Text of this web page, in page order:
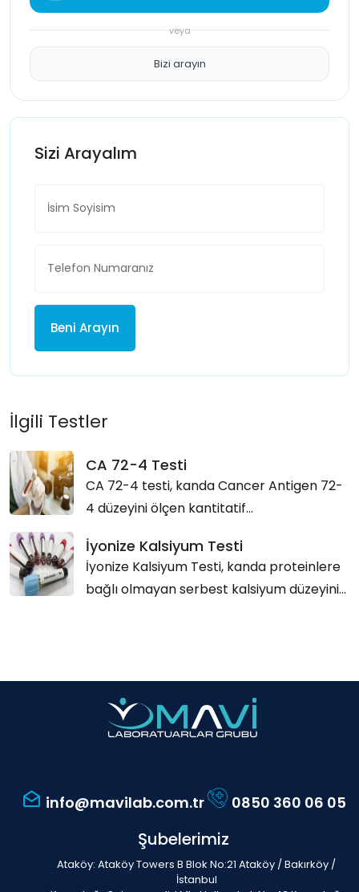
veya
Bizi arayın
Sizi Arayalım
Beni Arayın
İlgili Testler
CA 72-4 Testi
CA 72-4 testi, kanda Cancer Antigen 72-
4 düzeyini ölçen kantitatif...
İyonize Kalsiyum Testi
İyonize Kalsiyum Testi, kanda proteinlere
bağlı olmayan serbest kalsiyum düzeyini...
info@mavilab.com.tr 0850 360 06 05
Şubelerimiz
Ataköy: Ataköy Towers B Blok No:21 Ataköy / Bakırköy /
İstanbul